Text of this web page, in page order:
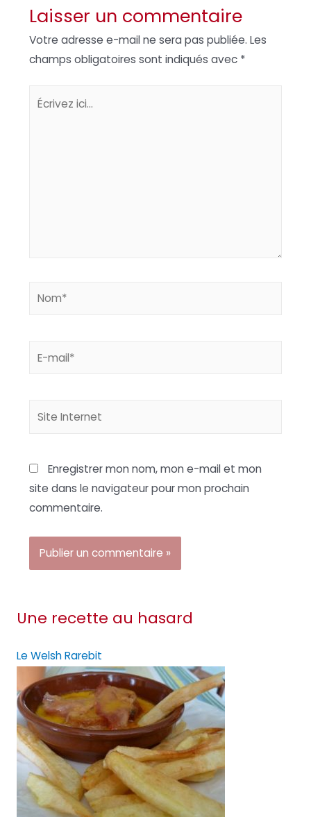
Laisser un commentaire
Votre adresse e-mail ne sera pas publiée. Les
champs obligatoires sont indiqués avec *
Écrivez
Site
Enregistrer mon nom, mon e-mail et mon
site dans le navigateur pour mon prochain
commentaire.
Une recette au hasard
Le Welsh Rarebit